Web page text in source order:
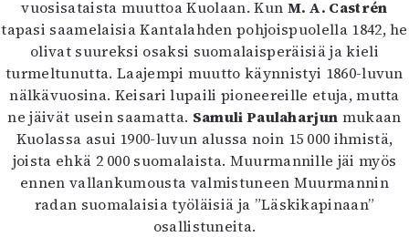
vuosisataista muuttoa Kuolaan. Kun M. A. Castrén
tapasi saamelaisia Kantalahden pohjoispuolella 1842, he
olivat suureksi osaksi suomalaisperäisiä ja kieli
turmeltunutta. Laajempi muutto käynnistyi 1860-luvun
nälkävuosina. Keisari lupaili pioneereille etuja, mutta
ne jäivät usein saamatta. Samuli Paulaharjun mukaan
Kuolassa asui 1900-luvun alussa noin 15 000 ihmistä,
joista ehkä 2 000 suomalaista. Muurmannille jäi myös
ennen vallankumousta valmistuneen Muurmannin
radan suomalaisia työläisiä ja ”Läskikapinaan”
osallistuneita.